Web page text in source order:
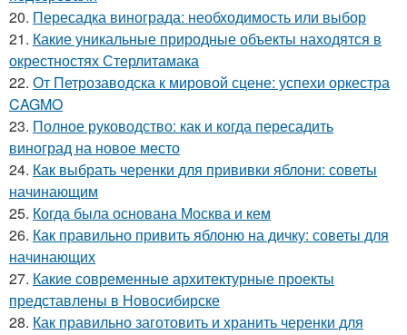
20. Пересадка винограда: необходимость или выбор
21. Какие уникальные природные объекты находятся в
окрестностях Стерлитамака
22. От Петрозаводска к мировой сцене: успехи оркестра
CAGMO
23. Полное руководство: как и когда пересадить
виноград на новое место
24. Как выбрать черенки для прививки яблони: советы
начинающим
25. Когда была основана Москва и кем
26. Как правильно привить яблоню на дичку: советы для
начинающих
27. Какие современные архитектурные проекты
представлены в Новосибирске
28. Как правильно заготовить и хранить черенки для